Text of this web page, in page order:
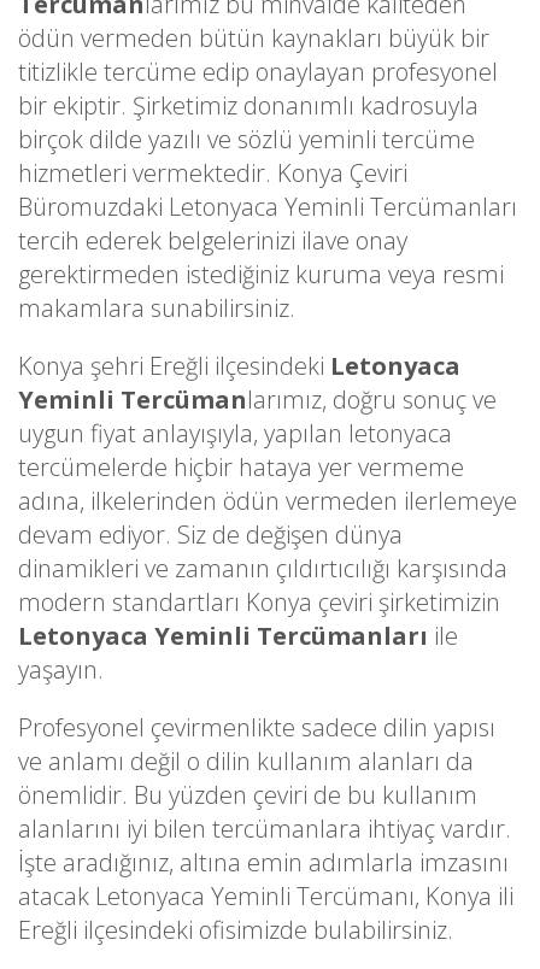
ödün vermeden bütün kaynakları büyük bir
titizlikle tercüme edip onaylayan profesyonel
bir ekiptir. Şirketimiz donanımlı kadrosuyla
birçok dilde yazılı ve sözlü yeminli tercüme
hizmetleri vermektedir. Konya Çeviri
Büromuzdaki Letonyaca Yeminli Tercümanları
tercih ederek belgelerinizi ilave onay
gerektirmeden istediğiniz kuruma veya resmi
makamlara sunabilirsiniz.
Konya şehri Ereğli ilçesindeki Letonyaca
Yeminli Tercümanlarımız, doğru sonuç ve
uygun fiyat anlayışıyla, yapılan letonyaca
tercümelerde hiçbir hataya yer vermeme
adına, ilkelerinden ödün vermeden ilerlemeye
devam ediyor. Siz de değişen dünya
dinamikleri ve zamanın çıldırtıcılığı karşısında
modern standartları Konya çeviri şirketimizin
Letonyaca Yeminli Tercümanları ile
yaşayın.
Profesyonel çevirmenlikte sadece dilin yapısı
ve anlamı değil o dilin kullanım alanları da
önemlidir. Bu yüzden çeviri de bu kullanım
alanlarını iyi bilen tercümanlara ihtiyaç vardır.
İşte aradığınız, altına emin adımlarla imzasını
atacak Letonyaca Yeminli Tercümanı, Konya ili
Ereğli ilçesindeki ofisimizde bulabilirsiniz.